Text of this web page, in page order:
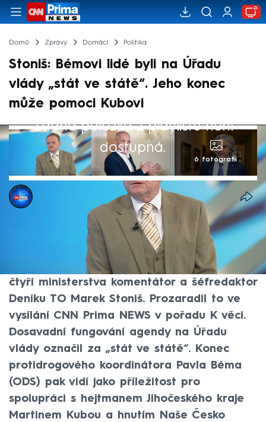
Domů Zprávy Domácí Politika
Stoniš: Bémovi lidé byli na Úřadu
vlády „stát ve státě“. Jeho konec
může pomoci Kubovi
Žádná položka z playlistu není
dostupná.
6 fotografií
CNN Prima NEWS
1. čvn 2026, 19:00
Pouze za administrativní krok považuje
přesun pracovníků zabývajících se
závislostmi a lidskoprávní politikou pod
čtyři ministerstva komentátor a šéfredaktor
Deníku TO Marek Stoniš. Prozaradil to ve
vysílání CNN Prima NEWS v pořadu K věci.
Dosavadní fungování agendy na Úřadu
vlády označil za „stát ve státě“. Konec
protidrogového koordinátora Pavla Béma
(ODS) pak vidí jako příležitost pro
spolupráci s hejtmanem Jihočeského kraje
Martinem Kubou a hnutím Naše Česko